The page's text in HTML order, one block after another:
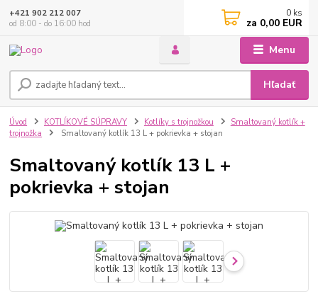
Menu
Hľadať
+421 902 212 007
od 8:00 - do 16:00 hod
0 ks
za 0,00 EUR
Úvod KOTLÍKOVÉ SÚPRAVY Kotlíky s trojnožkou
Smaltovaný kotlík +
trojnožka
Smaltovaný kotlík 13 L + pokrievka + stojan
Smaltovaný kotlík 13 L +
pokrievka + stojan